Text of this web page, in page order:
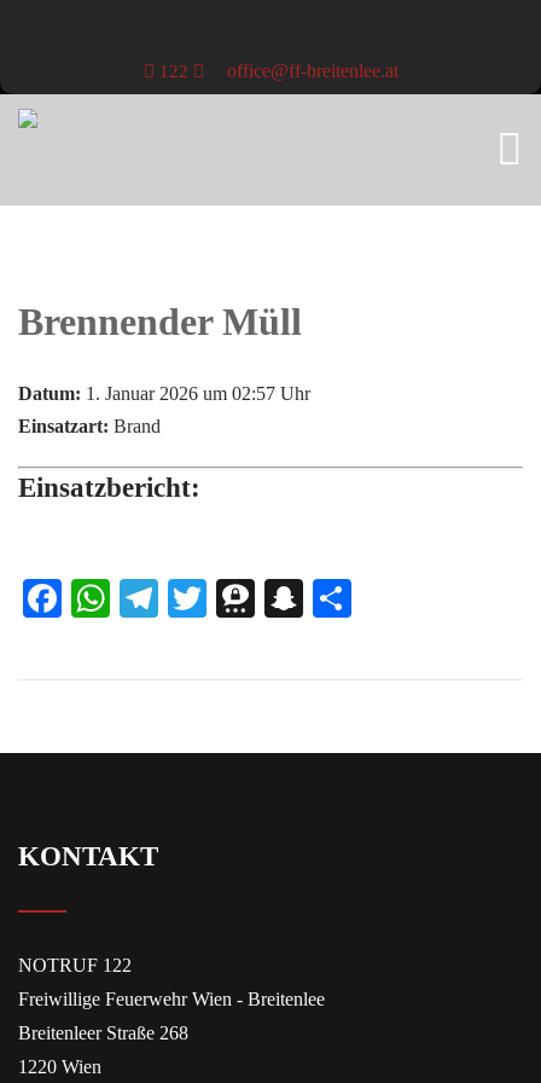
122 office@ff-breitenlee.at
Brennender Müll
Datum: 1. Januar 2026 um 02:57 Uhr
Einsatzart: Brand
Einsatzbericht:
Facebook
WhatsApp
Telegram
TwitterThreema
Snapchat
KONTAKT
NOTRUF 122
Freiwillige Feuerwehr Wien - Breitenlee
Breitenleer Straße 268
1220 Wien